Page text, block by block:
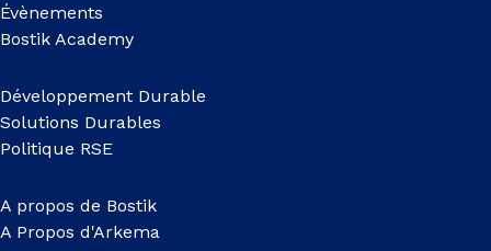
Évènements
Bostik Academy
Développement Durable
Solutions Durables
Politique RSE
A propos de Bostik
A Propos d'Arkema